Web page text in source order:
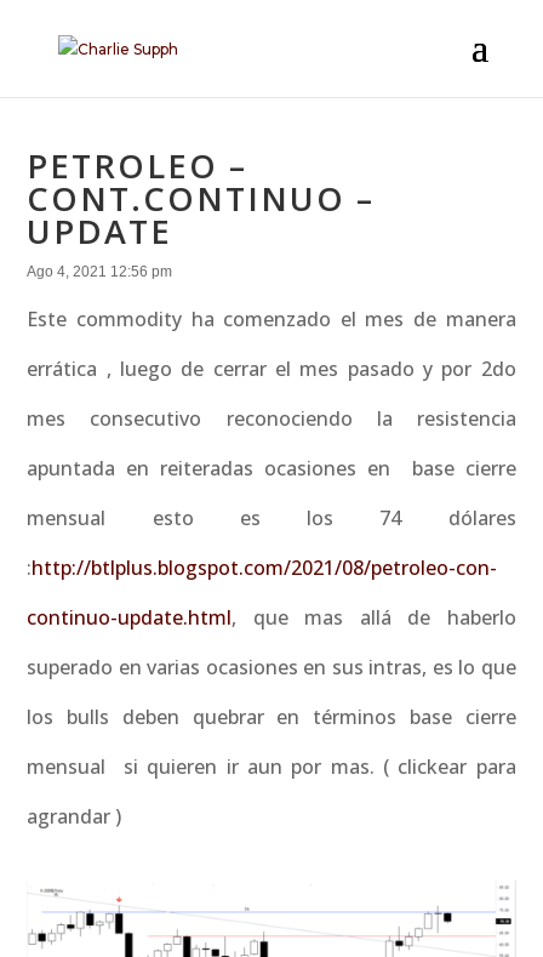
PETROLEO –
CONT.CONTINUO –
UPDATE
Ago 4, 2021 12:56 pm
Este commodity ha comenzado el mes de manera
errática , luego de cerrar el mes pasado y por 2do
mes consecutivo reconociendo la resistencia
apuntada en reiteradas ocasiones en base cierre
mensual esto es los 74 dólares
:http://btlplus.blogspot.com/2021/08/petroleo-con-
continuo-update.html, que mas allá de haberlo
superado en varias ocasiones en sus intras, es lo que
los bulls deben quebrar en términos base cierre
mensual si quieren ir aun por mas. ( clickear para
agrandar )